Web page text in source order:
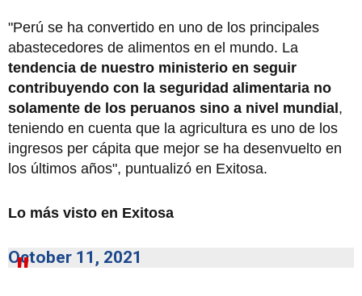
"Perú se ha convertido en uno de los principales
abastecedores de alimentos en el mundo. La
tendencia de nuestro ministerio en seguir
contribuyendo con la seguridad alimentaria no
solamente de los peruanos sino a nivel mundial,
teniendo en cuenta que la agricultura es uno de los
ingresos per cápita que mejor se ha desenvuelto en
los últimos años", puntualizó en Exitosa.
Lo más visto en Exitosa
October 11, 2021